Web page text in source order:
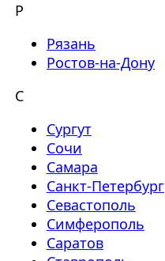
Р
Рязань
Ростов-на-Дону
С
Сургут
Сочи
Самара
Санкт-Петербург
Севастополь
Симферополь
Саратов